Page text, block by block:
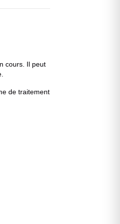
cours. Il peut
de traitement